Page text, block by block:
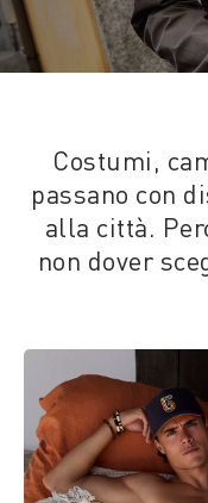
Costumi,
passano con
alla città.
non dover